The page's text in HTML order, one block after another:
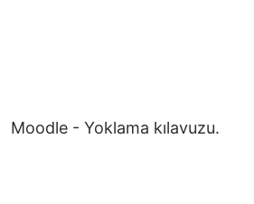
Moodle - Yoklama kılavuzu.